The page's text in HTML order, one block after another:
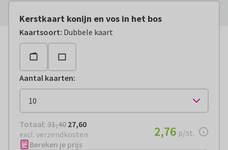
Kerstkaart konijn en vos in het bos
Kaartsoort: Dubbele kaart
Aantal kaarten:
Totaal: € 27,60
Totaal: 31,40 27,60
excl. verzendkosten
€ 2,76per stuk
2,76 p/st.
Bereken je prijs